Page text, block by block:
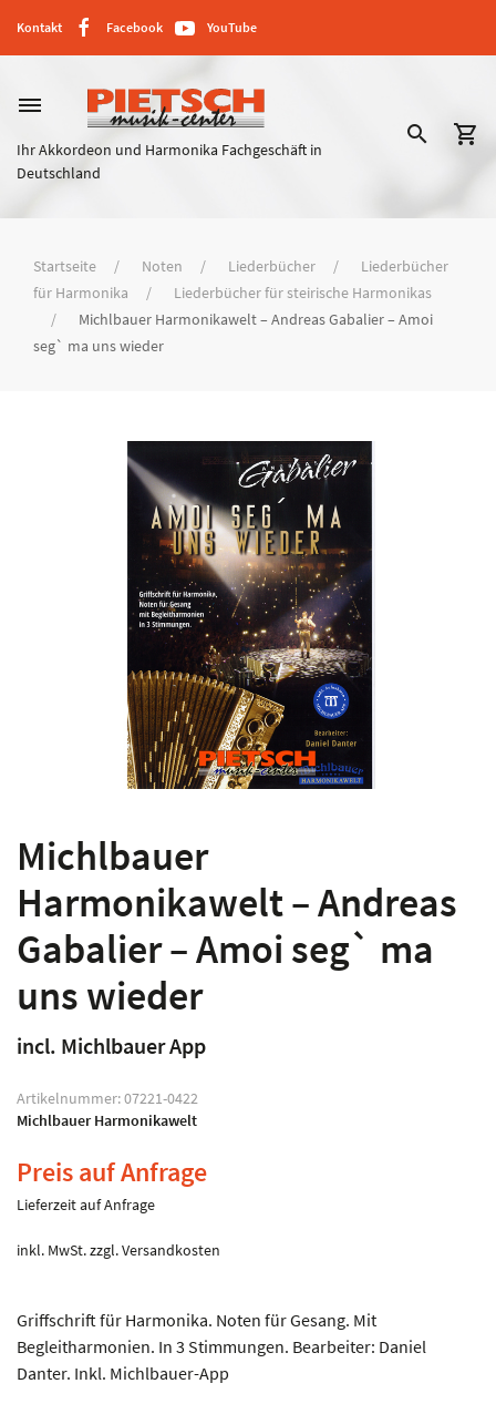
Kontakt Facebook YouTube
dehaze
Ihr Akkordeon und Harmonika Fachgeschäft in
Deutschland
search shopping_cart
Startseite Noten Liederbücher
Liederbücher
für Harmonika
Liederbücher für steirische Harmonikas
Michlbauer Harmonikawelt – Andreas Gabalier – Amoi
seg` ma uns wieder
Michlbauer
Harmonikawelt – Andreas
Gabalier – Amoi seg` ma
uns wieder
incl. Michlbauer App
Artikelnummer:07221-0422
Michlbauer Harmonikawelt
Preis auf Anfrage
Lieferzeit auf Anfrage
inkl. MwSt.zzgl.Versandkosten
Griffschrift für Harmonika. Noten für Gesang. Mit
Begleitharmonien. In 3 Stimmungen. Bearbeiter: Daniel
Danter. Inkl. Michlbauer-App